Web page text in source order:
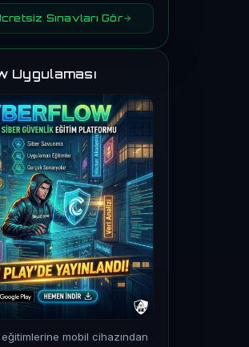
Sınavları Gör
Uygulaması
mobil cihazından